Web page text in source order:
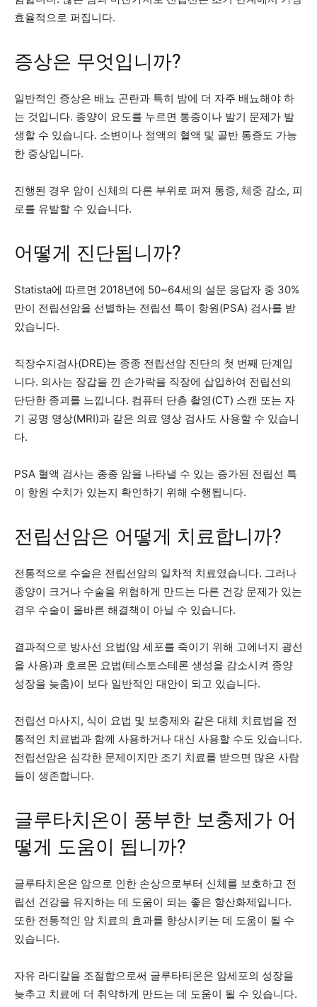
효율적으로 퍼집니다.
증상은 무엇입니까?
일반적인 증상은 배뇨 곤란과 특히 밤에 더 자주 배뇨해야 하
는 것입니다. 종양이 요도를 누르면 통증이나 발기 문제가 발
생할 수 있습니다. 소변이나 정액의 혈액 및 골반 통증도 가능
한 증상입니다.
진행된 경우 암이 신체의 다른 부위로 퍼져 통증, 체중 감소, 피
로를 유발할 수 있습니다.
어떻게 진단됩니까?
Statista에 따르면 2018년에 50~64세의 설문 응답자 중 30%
만이 전립선암을 선별하는 전립선 특이 항원(PSA) 검사를 받
았습니다.
직장수지검사(DRE)는 종종 전립선암 진단의 첫 번째 단계입
니다. 의사는 장갑을 낀 손가락을 직장에 삽입하여 전립선의
단단한 종괴를 느낍니다. 컴퓨터 단층 촬영(CT) 스캔 또는 자
기 공명 영상(MRI)과 같은 의료 영상 검사도 사용할 수 있습니
다.
PSA 혈액 검사는 종종 암을 나타낼 수 있는 증가된 전립선 특
이 항원 수치가 있는지 확인하기 위해 수행됩니다.
전립선암은 어떻게 치료합니까?
전통적으로 수술은 전립선암의 일차적 치료였습니다. 그러나
종양이 크거나 수술을 위험하게 만드는 다른 건강 문제가 있는
경우 수술이 올바른 해결책이 아닐 수 있습니다.
결과적으로 방사선 요법(암 세포를 죽이기 위해 고에너지 광선
을 사용)과 호르몬 요법(테스토스테론 생성을 감소시켜 종양
성장을 늦춤)이 보다 일반적인 대안이 되고 있습니다.
전립선 마사지, 식이 요법 및 보충제와 같은 대체 치료법을 전
통적인 치료법과 함께 사용하거나 대신 사용할 수도 있습니다.
전립선암은 심각한 문제이지만 조기 치료를 받으면 많은 사람
들이 생존합니다.
글루타치온이 풍부한 보충제가 어
떻게 도움이 됩니까?
글루타치온은 암으로 인한 손상으로부터 신체를 보호하고 전
립선 건강을 유지하는 데 도움이 되는 좋은 항산화제입니다.
또한 전통적인 암 치료의 효과를 향상시키는 데 도움이 될 수
있습니다.
자유 라디칼을 조절함으로써 글루타티온은 암세포의 성장을
늦추고 치료에 더 취약하게 만드는 데 도움이 될 수 있습니다.